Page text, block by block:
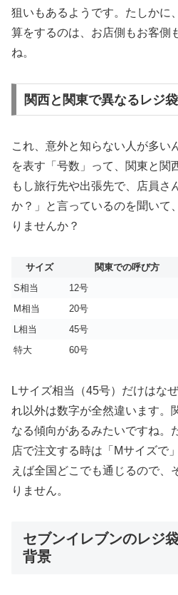
狙いもあるようです。たしかに
算をするのは、お店側もお客側
ね。
関西と関東で異なるレジ
これ、意外と知らない人が多い
を表す「号数」って、関東と関
もし旅行先や出張先で、店員さ
か？」と言っているのを聞いて
りませんか？
サイズ 関東での呼び方
S相当
12号
M相当
20号
L相当
45号
特大
60号
Lサイズ相当（45号）だけはな
れ以外は数字が全然違います。
なる傾向があるみたいですね。
店で注文する時は「Mサイズで
えば全国どこでも通じるので、
りません。
セブンイレブンのレジ
背景